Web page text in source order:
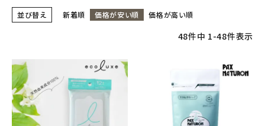
フェムケア
キッズ・ベビー・マタニティ
キッチン用品
並び替え 新着順 価格が安い順 価格が高い順
48件中 1-48件表示